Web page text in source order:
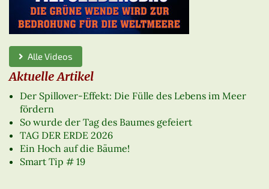
Alle Videos
Aktuelle Artikel
Der Spillover-Effekt: Die Fülle des Lebens im Meer
fördern
So wurde der Tag des Baumes gefeiert
TAG DER ERDE 2026
Ein Hoch auf die Bäume!
Smart Tip # 19